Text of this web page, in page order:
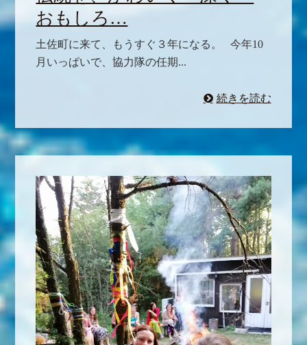
おもしろ…
土佐町に来て、もうすぐ３年になる。 今年10
月いっぱいで、協力隊の任期...
続きを読む